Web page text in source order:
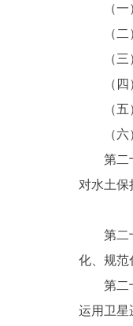
（
（
（
（
（
（
第二
对水土保
第二
化、规范
第二
运用卫星